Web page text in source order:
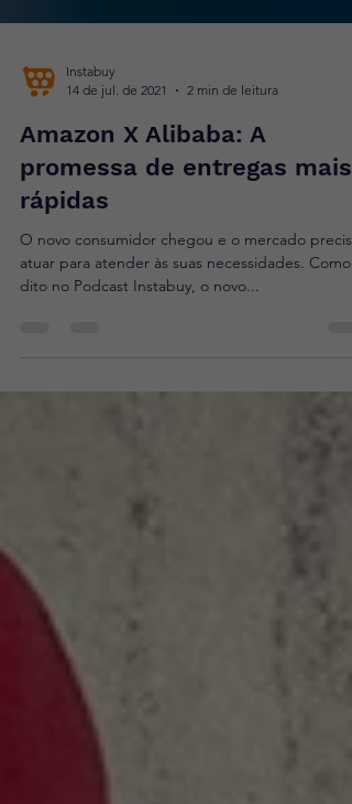
14 de jul. de 2021
2 min de leitura
Amazon X Alibaba: A
promessa de entregas mais
rápidas
O novo consumidor chegou e o mercado precisa
atuar para atender às suas necessidades. Como